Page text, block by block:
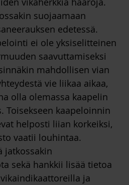
suojaamaan
edetessä.
ei ole yksiselitteinen
saavuttamiseksi
mahdollisen vian
vie liikaa aikaa,
olla olemassa kaapelin
Toisekseen kaapeloinnin
helposti liian korkeiksi,
vaatii louhintaa.
jatkossakin
sekä hankkii lisää tietoa
ja